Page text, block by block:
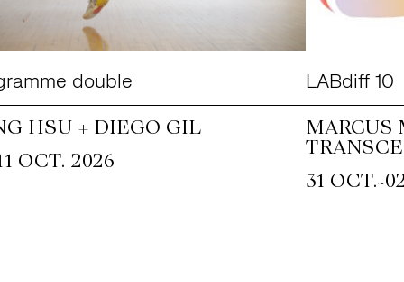
double
HSU + DIEGO GIL
OCT. 2026
LABdiff 10
MARCUS
31 OCT.~